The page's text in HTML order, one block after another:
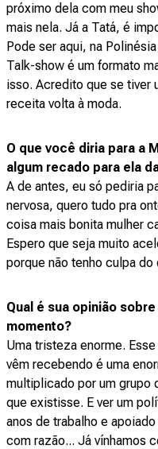
próximo dela com meu
mais nela. Já a Tatá, é
Pode ser aqui, na
Talk-show é um formato
isso. Acredito que se tiver
receita volta à moda.
O que você diria para a
algum recado para ela
A de antes, eu só pediria
nervosa, quero tudo pra
coisa mais bonita mulher
Espero que seja muito
porque não tenho culpa
Qual é sua opinião
momento?
Uma tristeza enorme.
vêm recebendo é uma
multiplicado por um grupo
que existisse. E ver um
anos de trabalho e
com razão... Já vínhamos